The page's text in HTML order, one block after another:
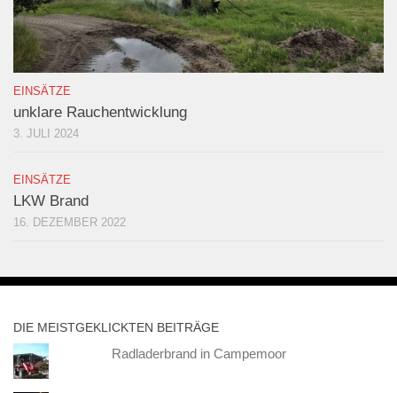
EINSÄTZE
unklare Rauchentwicklung
3. JULI 2024
EINSÄTZE
LKW Brand
16. DEZEMBER 2022
DIE MEISTGEKLICKTEN BEITRÄGE
Radladerbrand in Campemoor